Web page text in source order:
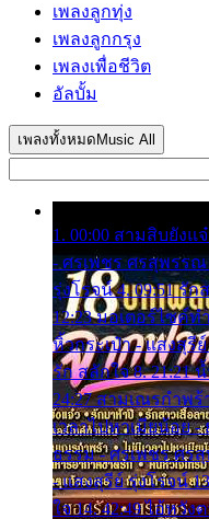
เพลงลูกทุ่ง
เพลงลูกกรุง
เพลงเพื่อชีวิต
อัลบั้ม
เพลงทั้งหมด Music All
1. 00:00 สามสิบยังแ
- ศรเพชร ศรสุพรรณ
รุ่งโรจน์ 4. 09:51 รั
12:23 มอเตอร์ไซค์
หิ้วกระเป๋า - แสงสุรี
รัก สลักใจ 8. 21:21
24:27 สามเณรกำพร้
เวลาไปหาเมียน้อย -
ธรรม - ศรเพชร ศร
- แสงสุรีย์ รุ่งโรจน์
ใจ 14. 42:49 ไอ้หวั